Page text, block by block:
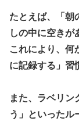
たとえば、「朝
しの中に空きが
これにより、何
に記録する」習
また、ラベリ
う」といったル